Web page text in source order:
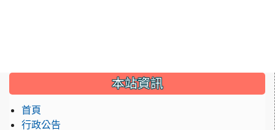
::: 本站資訊
首頁
行政公告